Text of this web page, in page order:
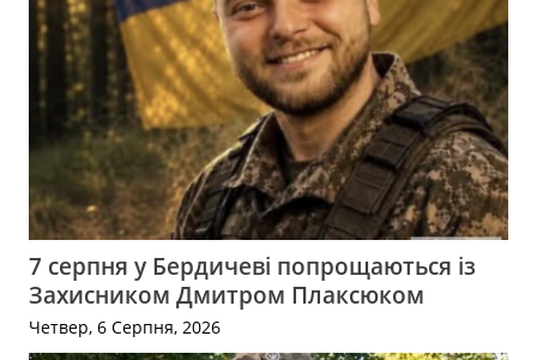
7 серпня у Бердичеві попрощаються із
Захисником Дмитром Плаксюком
Четвер, 6 Серпня, 2026